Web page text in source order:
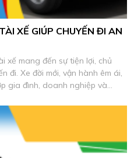
XẾ GIÚP CHUYẾN ĐI AN
xế mang đến sự tiện lợi, chủ
đi. Xe đời mới, vận hành êm ái,
gia đình, doanh nghiệp và